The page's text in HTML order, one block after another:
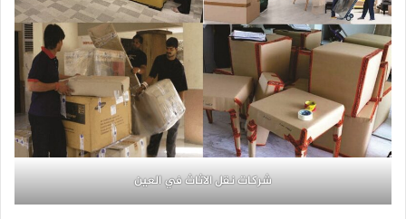
شركات نقل الاثاث في العين